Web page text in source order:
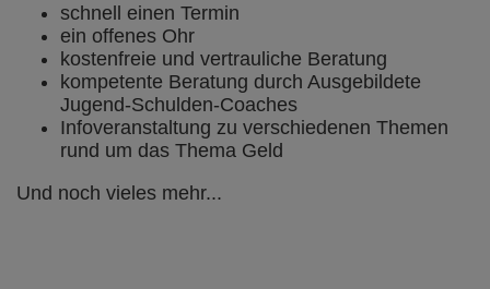
schnell einen Termin
ein offenes Ohr
kostenfreie und vertrauliche Beratung
kompetente Beratung durch Ausgebildete
Jugend-Schulden-Coaches
Infoveranstaltung zu verschiedenen Themen
rund um das Thema Geld
Und noch vieles mehr...